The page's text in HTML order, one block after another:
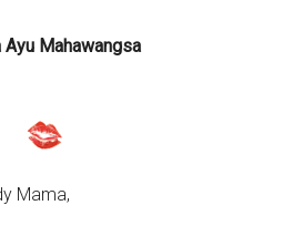
Mahawangsa
Mama,